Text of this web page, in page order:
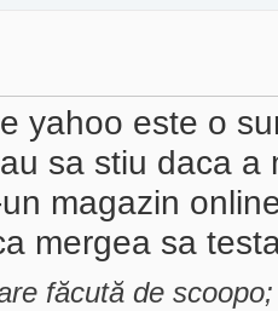
yahoo este o
sa stiu daca
magazin
mergea sa
făcută de